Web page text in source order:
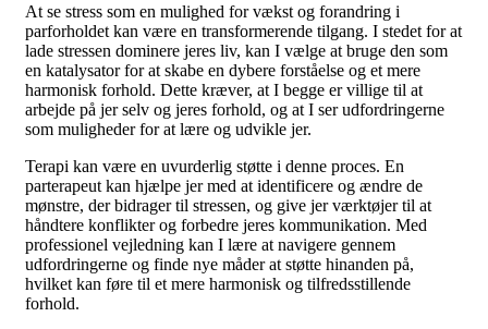
At se stress som en mulighed for vækst og forandring i
parforholdet kan være en transformerende tilgang. I stedet for at
lade stressen dominere jeres liv, kan I vælge at bruge den som
en katalysator for at skabe en dybere forståelse og et mere
harmonisk forhold. Dette kræver, at I begge er villige til at
arbejde på jer selv og jeres forhold, og at I ser udfordringerne
som muligheder for at lære og udvikle jer.
Terapi kan være en uvurderlig støtte i denne proces. En
parterapeut kan hjælpe jer med at identificere og ændre de
mønstre, der bidrager til stressen, og give jer værktøjer til at
håndtere konflikter og forbedre jeres kommunikation. Med
professionel vejledning kan I lære at navigere gennem
udfordringerne og finde nye måder at støtte hinanden på,
hvilket kan føre til et mere harmonisk og tilfredsstillende
forhold.